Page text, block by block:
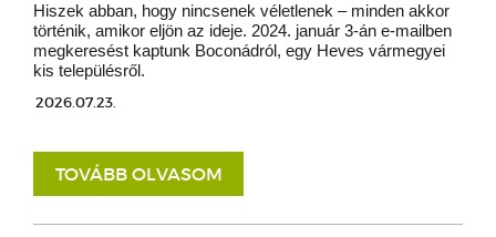
Hiszek abban, hogy nincsenek véletlenek – minden akkor
történik, amikor eljön az ideje. 2024. január 3-án e-mailben
megkeresést kaptunk Boconádról, egy Heves vármegyei
kis településről.
2026.07.23.
TOVÁBB OLVASOM